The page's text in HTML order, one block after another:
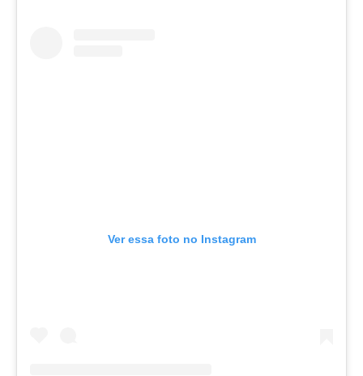
Ver essa foto no Instagram